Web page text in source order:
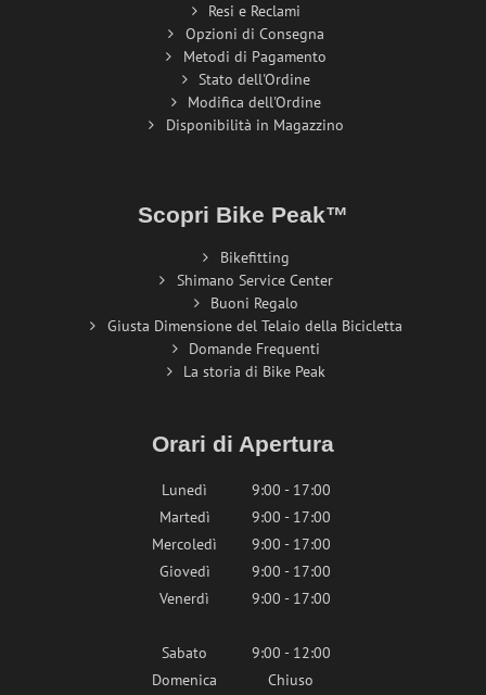
Resi e Reclami
Opzioni di Consegna
Metodi di Pagamento
Stato dell'Ordine
Modifica dell'Ordine
Disponibilità in Magazzino
Scopri Bike Peak™
Bikefitting
Shimano Service Center
Buoni Regalo
Giusta Dimensione del Telaio della Bicicletta
Domande Frequenti
La storia di Bike Peak
Orari di Apertura
Lunedì
9:00 - 17:00
Martedì
9:00 - 17:00
Mercoledì
9:00 - 17:00
Giovedì
9:00 - 17:00
Venerdì
9:00 - 17:00
Sabato
9:00 - 12:00
Domenica
Chiuso